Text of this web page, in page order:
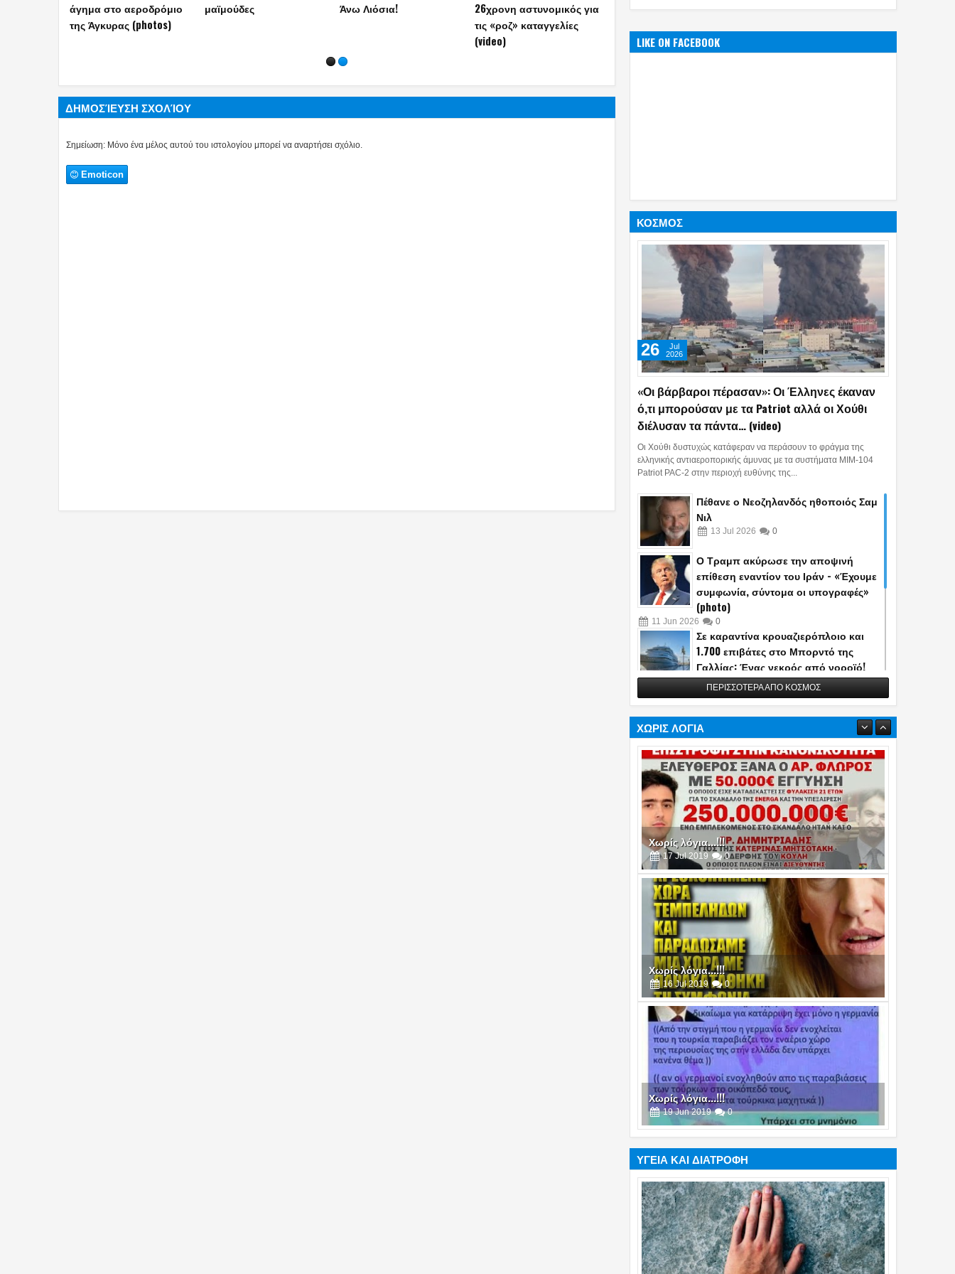
σταθεροποίησης στη
Γάζα
το παλαιστινιακό κράτος!
πρώτα λόγια του
Αυγενάκη
- Δεν παραιτείται παρά
τον σάλο
(photo+video+ΗΧΗΤΙΚΟ)
άγημα στο αεροδρόμιο
μαϊμούδες
Άνω Λιόσια!
ΔΗΜΟΣΊΕΥΣΗ ΣΧΟΛΊΟΥ
LIKE ON FACEBOOK
ΚΟΣΜΟΣ
«Οι βάρβαροι πέρασαν»: Οι Έλληνες έκαναν
ό,τι μπορούσαν με τα Patriot αλλά οι Χούθι
διέλυσαν τα πάντα… (video)
26
Jul
2026
Οι Χούθι δυστυχώς κατάφεραν να περάσουν το φράγμα της
ελληνικής αντιαεροπορικής άμυνας με τα συστήματα MIM-104
Patriot PAC-2 στην περιοχή ευθύνης της...
Πέθανε ο Νεοζηλανδός ηθοποιός Σαμ
Νιλ
13 Jul 2026 0
Ο Τραμπ ακύρωσε την αποψινή
επίθεση εναντίον του Ιράν - «Έχουμε
συμφωνία, σύντομα οι υπογραφές»
(photo)
11 Jun 2026 0
Σε καραντίνα κρουαζιερόπλοιο και
1.700 επιβάτες στο Μπορντό της
Γαλλίας: Ένας νεκρός από νοροϊό!
13 May 2026 0
Η Τουρκία αποκάλυψε την κατασκευή
Yildirimhan ακτίνας δράσης 6.000 χλμ.!
(video)
06 May 2026 0
Πυρά στο δείπνο ανταποκριτών του
Λευκού Οίκου - Απομακρύνθηκε ο
Τραμπ
26Apr 2026 0
ΠΕΡΙΣΣΟΤΕΡΑ ΑΠΟ ΚΟΣΜΟΣ
ΧΩΡΙΣ ΛΟΓΙΑ
Χωρίς λόγια...!!!
16 Jul 2019 0
Χωρίς λόγια...!!!
19 Jun 2019 0
Χωρίς λόγια...!!!
25Apr 2019 0
Χωρίς λόγια...!!!
21 Mar 2019 0
ΥΓΕΙΑ ΚΑΙ ΔΙΑΤΡΟΦΗ